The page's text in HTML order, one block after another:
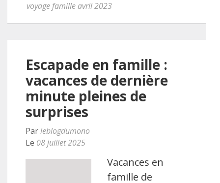
voyage famille avril 2023
Escapade en famille :
vacances de dernière
minute pleines de
surprises
Parleblogdumono
Le 08 juillet 2025
Vacances en
famille de